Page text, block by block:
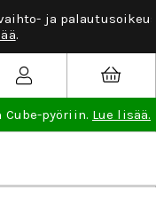
palautusoikeus.Lue
pyöriin. Lue lisää.